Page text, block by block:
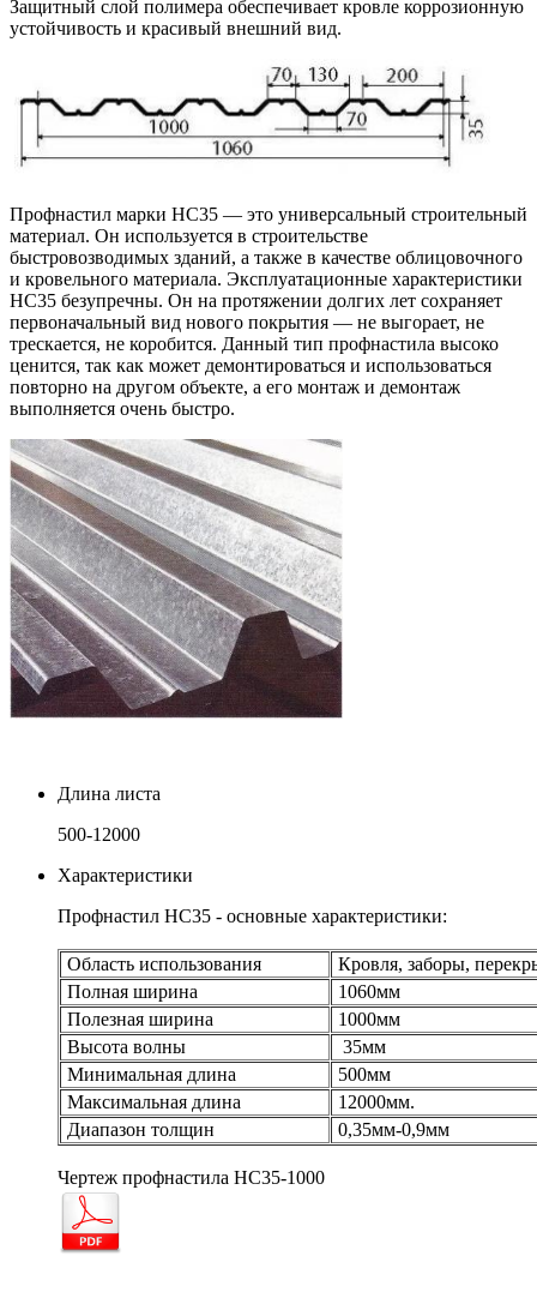
Защитный слой полимера обеспечивает кровле коррозионную
устойчивость и красивый внешний вид.
Профнастил марки НС35 — это универсальный строительный
материал. Он используется в строительстве
быстровозводимых зданий, а также в качестве облицовочного
и кровельного материала. Эксплуатационные характеристики
НС35 безупречны. Он на протяжении долгих лет сохраняет
первоначальный вид нового покрытия — не выгорает, не
трескается, не коробится. Данный тип профнастила высоко
ценится, так как может демонтироваться и использоваться
повторно на другом объекте, а его монтаж и демонтаж
выполняется очень быстро.
Длина листа
500-12000
Характеристики
Профнастил НС35 - основные характеристики:
Область использования
Кровля, заборы,
Полная ширина
1060мм
Полезная ширина
1000мм
Высота волны
35мм
Минимальная длина
500мм
Максимальная длина
12000мм.
Диапазон толщин
0,35мм-0,9мм
Чертеж профнастила НС35-1000